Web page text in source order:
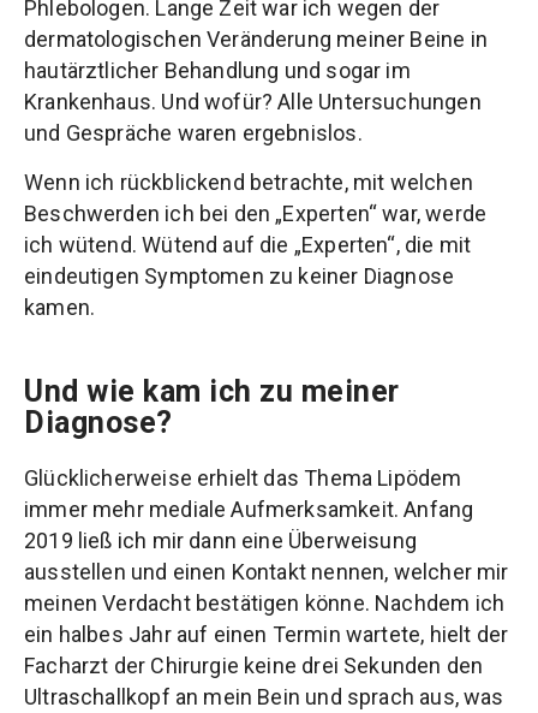
Phlebologen. Lange Zeit war ich wegen der
dermatologischen Veränderung meiner Beine in
hautärztlicher Behandlung und sogar im
Krankenhaus. Und wofür? Alle Untersuchungen
und Gespräche waren ergebnislos.
Wenn ich rückblickend betrachte, mit welchen
Beschwerden ich bei den „Experten“ war, werde
ich wütend. Wütend auf die „Experten“, die mit
eindeutigen Symptomen zu keiner Diagnose
kamen.
Und wie kam ich zu meiner
Diagnose?
Glücklicherweise erhielt das Thema Lipödem
immer mehr mediale Aufmerksamkeit. Anfang
2019 ließ ich mir dann eine Überweisung
ausstellen und einen Kontakt nennen, welcher mir
meinen Verdacht bestätigen könne. Nachdem ich
ein halbes Jahr auf einen Termin wartete, hielt der
Facharzt der Chirurgie keine drei Sekunden den
Ultraschallkopf an mein Bein und sprach aus, was